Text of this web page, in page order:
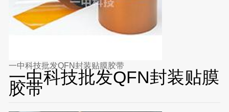
一中科技批发QFN封装贴膜胶带
一中科技批发QFN封装贴膜
胶带